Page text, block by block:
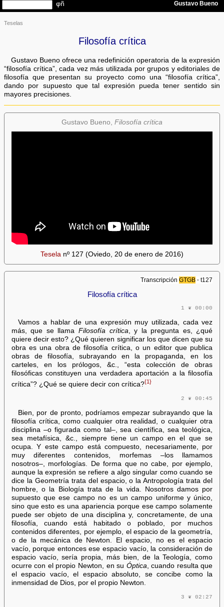
Teselas
Filosofía crítica
Gustavo Bueno ofrece una redefinición operatoria de la expresión
“filosofía crítica”, cada vez más utilizada por grupos y editoriales de
filosofía que presentan su proyecto como una “filosofía crítica”,
dando por supuesto que tal expresión pueda tener sentido sin
mayores precisiones.
Gustavo Bueno, Filosofía crítica
Tesela nº 127 (Oviedo, 20 de enero de 2016)
TranscripciónGTGB ⋅ t127
Filosofía crítica
1 ❦ 00:00
Vamos a hablar de una expresión muy utilizada, cada vez
más, que se llama Filosofía crítica, y la pregunta es, ¿qué
quiere decir esto? ¿Qué quieren significar los que dicen que su
obra es una obra de filosofía crítica, o un editor que publica
obras de filosofía, subrayando en la propaganda, en los
carteles, en los prólogos, &c., “esta colección de obras
filosóficas constituyen una verdadera aportación a la filosofía
crítica”? ¿Qué se quiere decir con crítica?{1}
2 ❦ 00:45
Bien, por de pronto, podríamos empezar subrayando que la
filosofía crítica, como cualquier otra realidad, o cualquier otra
disciplina –o figurada como tal–, sea científica, sea teológica,
sea metafísica, &c., siempre tiene un campo en el que se
ocupa. Y este campo está compuesto, necesariamente, por
muy diferentes contenidos, morfemas –los llamamos
nosotros–, morfologías. De forma que no cabe, por ejemplo,
aunque la expresión se refiere a algo singular como cuando se
dice la Geometría trata del espacio, o la Antropología trata del
hombre, o la Biología trata de la vida. Nosotros damos por
supuesto que ese campo no es un campo uniforme y único,
sino que esto es una apariencia porque ese campo solamente
puede ser objeto de una disciplina y, concretamente, de una
filosofía, cuando está habitado o poblado, por muchos
contenidos diferentes, por ejemplo, el espacio de la geometría,
o de la mecánica de Newton. El espacio, no es el espacio
vacío, porque entonces ese espacio vacío, la consideración de
espacio vacío, sería propia, más bien, de la Teología, como
ocurre con el propio Newton, en su Óptica, cuando resulta que
el espacio vacío, el espacio absoluto, se concibe como la
inmensidad de Dios, por el propio Newton.
3 ❦ 02:27